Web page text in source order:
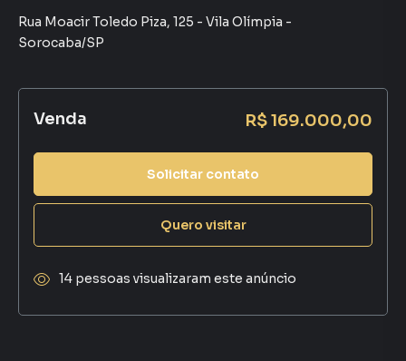
Rua Moacir Toledo Piza, 125 - Vila Olímpia -
Sorocaba/SP
Venda R$ 169.000,00
Solicitar contato
Quero visitar
14 pessoas visualizaram este anúncio